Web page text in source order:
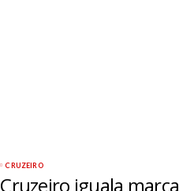
CRUZEIRO
Cruzeiro iguala marca